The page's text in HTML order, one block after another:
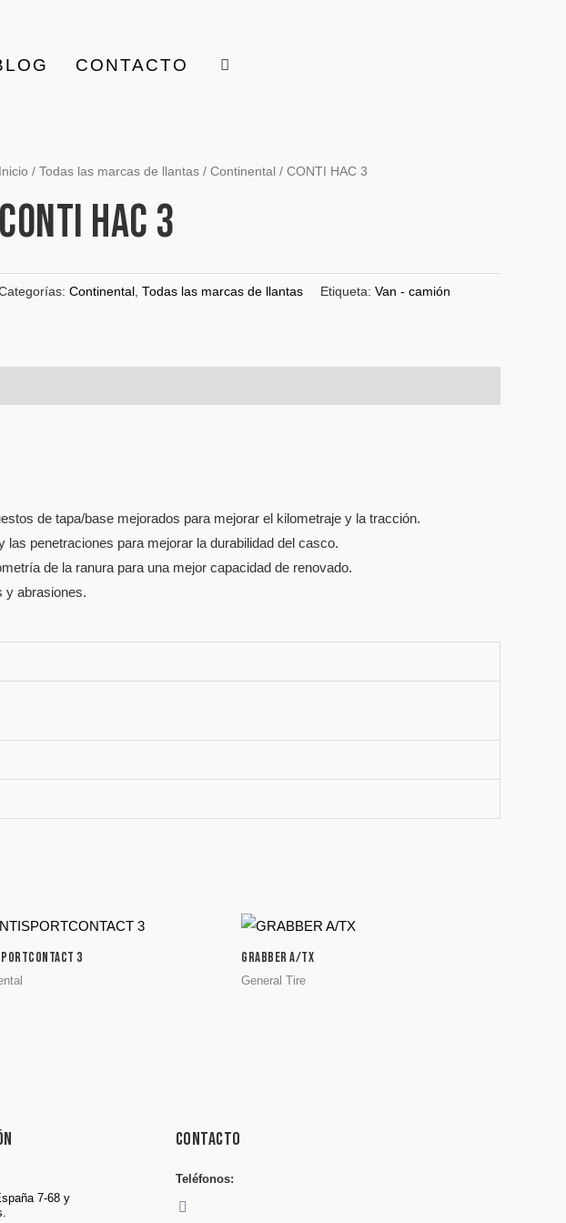
CONTACTO
Inicio / Todas las marcas de llantas / Continental / CONTI HAC 3
CONTI HAC 3
Continental Todas las marcas de llantas Etiqueta: Van - camión
de tapa/base mejorados para mejorar el kilometraje y la tracción.
penetraciones para mejorar la durabilidad del casco.
de la ranura para una mejor capacidad de renovado.
y abrasiones.
3 GRABBER A/TX
General Tire
7-68 y
Contacto
Teléfonos: